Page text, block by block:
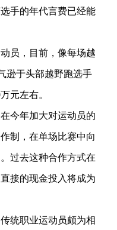
手的年代言费已经能
员，目前，像每场越
逊于头部越野跑选手
元左右。
今年加大对运动员的
制，在单场比赛中向
过去这种合作方式在
接的现金投入将成为
统职业运动员颇为相